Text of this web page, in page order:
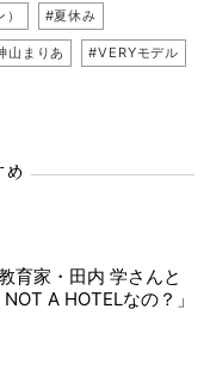
#夏休み
山まりあ #VERYモデル
め
育家・田内 学さんと
A HOTELなの？」